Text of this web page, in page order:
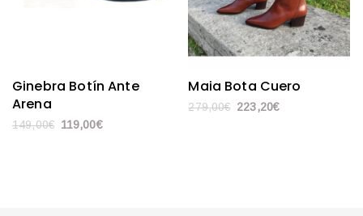
Ginebra Botín Ante
Arena
149,00€ 119,00€
Maia Bota Cuero
279,00€ 223,20€